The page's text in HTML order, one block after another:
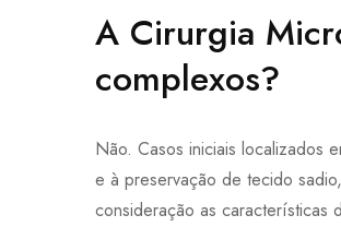
A Cirurgia
complexos?
Não. Casos iniciais localizados
e à preservação de tecido
consideração as características